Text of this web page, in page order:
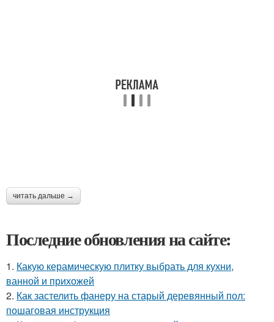
читать дальше →
Последние обновления на сайте:
1. Какую керамическую плитку выбрать для кухни,
ванной и прихожей
2. Как застелить фанеру на старый деревянный пол:
пошаговая инструкция